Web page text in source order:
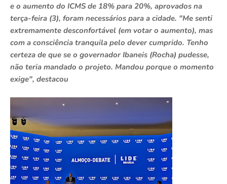
e o aumento do ICMS de 18% para 20%, aprovados na
terça-feira (3), foram necessários para a cidade. "Me senti
extremamente desconfortável (em votar o aumento), mas
com a consciência tranquila pelo dever cumprido. Tenho
certeza de que se o governador Ibaneis (Rocha) pudesse,
não teria mandado o projeto. Mandou porque o momento
exige", destacou